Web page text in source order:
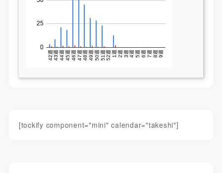
[tockify component="mini" calendar="takeshi"]